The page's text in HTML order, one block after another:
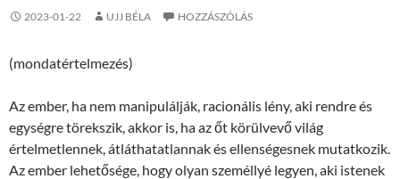
2023-01-22 UJJ BÉLA HOZZÁSZÓLÁS
(mondatértelmezés)
Az ember, ha nem manipulálják, racionális lény, aki rendre és
egységre törekszik, akkor is, ha az őt körülvevő világ
értelmetlennek, átláthatatlannak és ellenségesnek mutatkozik.
Az ember lehetősége, hogy olyan személlyé legyen, aki istenek